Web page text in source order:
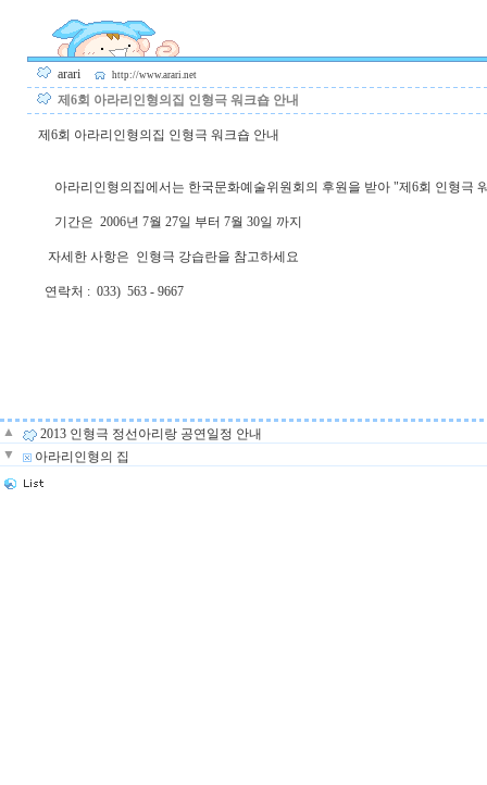
arari http://www.arari.net
제6회 아라리인형의집 인형극 워크숍 안내
제6회 아라리인형의집 인형극 워크숍 안내
아라리인형의집에서는 한국문화예술위원회의 후원을 받아 "제6회 인형극
기간은 2006년 7월 27일 부터 7월 30일 까지
자세한 사항은 인형극 강습란을 참고하세요
연락처 : 033) 563 - 9667
▲
2013 인형극 정선아리랑 공연일정 안내
▼
아라리인형의 집